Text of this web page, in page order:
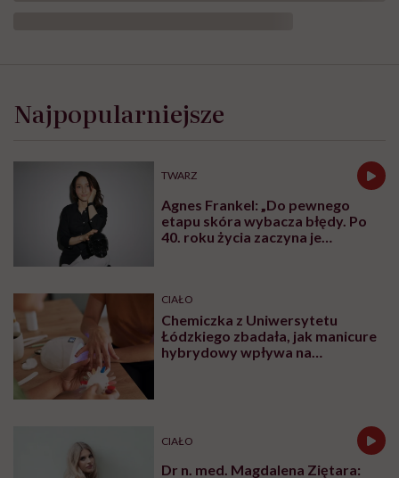
Najpopularniejsze
TWARZ
Agnes Frankel: „Do pewnego
etapu skóra wybacza błędy. Po
40. roku życia zaczyna je
CIAŁO
Chemiczka z Uniwersytetu
Łódzkiego zbadała, jak manicure
hybrydowy wpływa na
CIAŁO
Dr n. med. Magdalena Ziętara: